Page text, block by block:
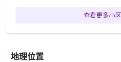
查看更多小
地理位置